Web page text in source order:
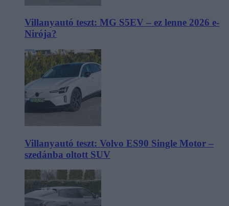
Villanyautó teszt: MG S5EV – ez lenne 2026 e-
Nirója?
Villanyautó teszt: Volvo ES90 Single Motor –
szedánba oltott SUV